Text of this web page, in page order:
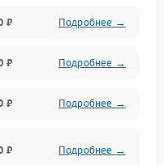
₽ Подробнее →
₽ Подробнее →
₽ Подробнее →
₽ Подробнее →